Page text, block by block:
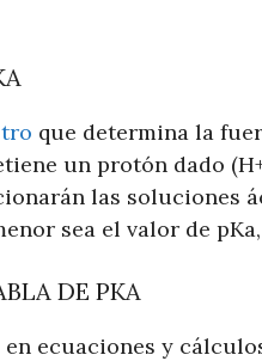
que determina la
un protón dado
las soluciones
sea el valor de
DE PKA
ecuaciones y